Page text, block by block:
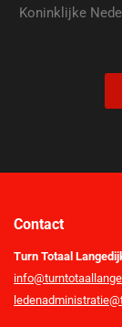
Koninklijke
Contact
Turn Totaal